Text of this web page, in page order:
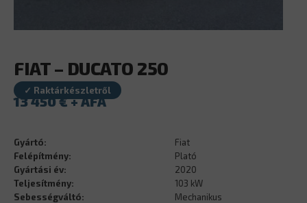
FIAT – DUCATO 250
✓ Raktárkészletről
13 450€
Gyártó:
Fiat
Felépítmény:
Plató
Gyártási év:
2020
Teljesítmény:
103 kW
Sebességváltó:
Mechanikus